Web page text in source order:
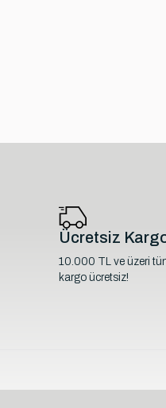
Ücretsiz
10.000 TL ve üzeri
kargo ücretsiz!